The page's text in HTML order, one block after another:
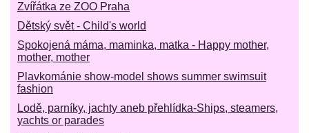
Zvířátka ze ZOO Praha
Dětský svět - Child's world
Spokojená máma, maminka, matka - Happy mother,
mother, mother
Plavkománie show-model shows summer swimsuit
fashion
Lodě, parníky, jachty aneb přehlídka-Ships, steamers,
yachts or parades